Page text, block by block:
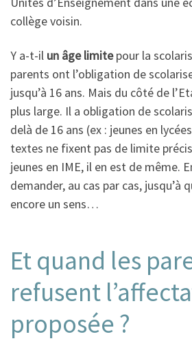
collège voisin.
Y a-t-il un âge limitepour la
parents ont l’obligation de
jusqu’à 16 ans. Mais du côté de
plus large. Il a obligation de
delà de 16 ans (ex : jeunes en
textes ne fixent pas de limite
jeunes en IME, il en est de même.
demander, au cas par cas, jusqu’à
encore un sens…
Et quand les
refusent
proposée ?